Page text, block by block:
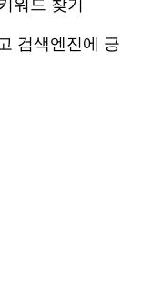
검색엔진에 긍